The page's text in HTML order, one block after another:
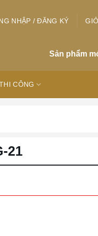
NHẬP / ĐĂNG KÝ
Sản phẩm
CÔNG
21